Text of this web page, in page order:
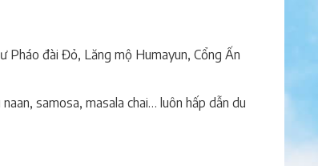
Pháo đài Đỏ, Lăng mộ Humayun, Cổng Ấn
samosa, masala chai… luôn hấp dẫn du